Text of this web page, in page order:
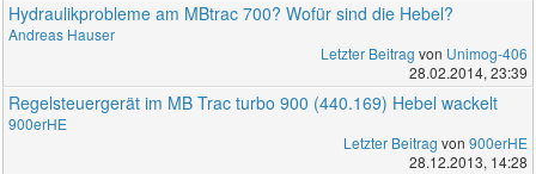
Hydraulikprobleme am MBtrac 700? Wofür sind die Hebel?
Andreas Hauser
Letzter Beitrag von Unimog-406
28.02.2014, 23:39
Regelsteuergerät im MB Trac turbo 900 (440.169) Hebel wackelt
900erHE
Letzter Beitrag von 900erHE
28.12.2013, 14:28